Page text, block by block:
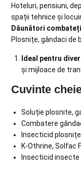
Hoteluri, pensiuni,
spații tehnice și
Dăunători
Plosnițe, gândaci de
Ideal pentru
și mijloace de
Cuvinte
Soluție plosnite,
Combatere
Insecticid
K-Othrine, Solfac
Insecticid